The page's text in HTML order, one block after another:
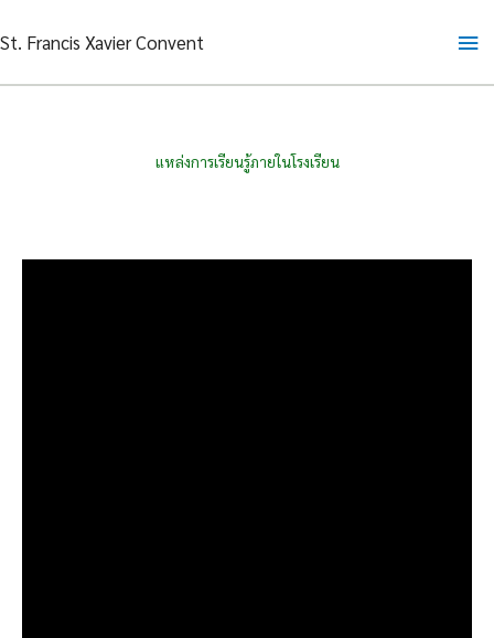
to
St. Francis Xavier Convent
แหล่งการเรียนรู้ภายในโรงเรียน